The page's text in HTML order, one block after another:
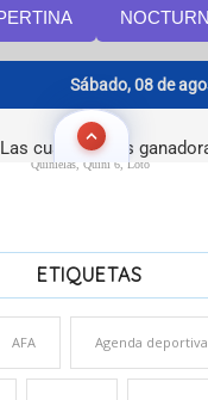
Quinielas, Quini 6, Loto
ETIQUETAS
AFA Agenda deportiva